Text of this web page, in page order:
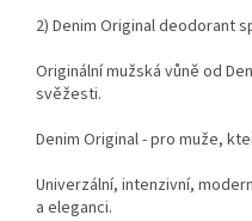
2) Denim Original deodorant
Originální mužská vůně od
svěžesti.
Denim Original - pro muže,
Univerzální, intenzivní,
a eleganci.